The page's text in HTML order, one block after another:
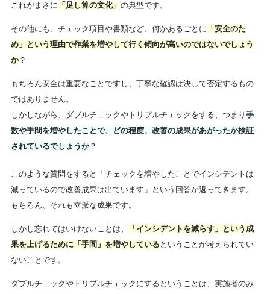
これがまさに 「足し算の文化」 の典型です。
その他にも、チェック項目や書類など、何かあるごとに 「安全のた
め」という理由で作業を増やして行く傾向が高いのではないでしょう
か？
もちろん安全は重要なことですし、丁寧な確認は決して否定するもの
ではありません。
しかしながら、ダブルチェックやトリプルチェックをする、つまり 手
数や手間を増やしたことで、どの程度、改善の成果があがったか検証
されているでしょうか？
このような質問をすると「チェックを増やしたことでインシデントは
減っているので改善成果は出ています」という回答が返ってきます。
もちろん、それも立派な成果です。
しかし忘れてはいけないことは、
「インシデントを減らす」という成
果を上げるために「手間」を増やしている ということが考えられてい
ないことです。
ダブルチェックやトリプルチェックにするということは、実施者のみ